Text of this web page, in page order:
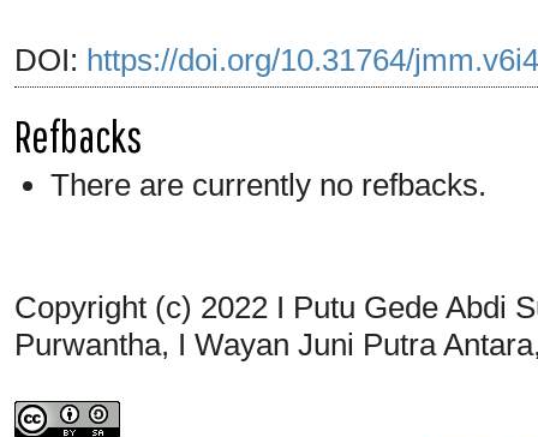
DOI: https://doi.org/10.31764/
Refbacks
There are currently no refbacks.
Copyright (c) 2022 I Putu Gede Abdi
Purwantha, I Wayan Juni Putra